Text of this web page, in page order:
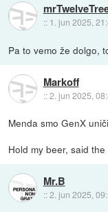
:: 1. jun 2025,
Pa to vemo že dolgo,
Markoff
::2. jun 2025,
Menda smo GenX
Hold my beer, said
Mr.B
::2. jun 2025,